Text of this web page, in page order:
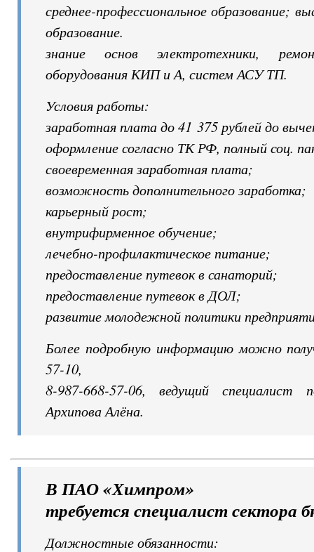
среднее-профессиональное образование;
образование.
знание основ электротехники,
оборудования КИП и А, систем АСУ ТП.
Условия работы:
заработная плата до 41 375 рублей до
оформление согласно ТК РФ, полный соц.
своевременная заработная плата;
возможность дополнительного заработка;
карьерный рост;
внутрифирменное обучение;
лечебно-профилактическое питание;
предоставление путевок в санаторий;
предоставление путевок в ДОЛ;
развитие молодежной политики
Более подробную информацию можно
57-10,
8-987-668-57-06, ведущий специалист
Архипова Алёна.
В ПАО «Химпром»
требуется специалист сектора
Должностные обязанности: